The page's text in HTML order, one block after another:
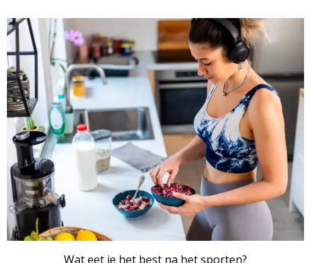
Wat eet je het best na het sporten?